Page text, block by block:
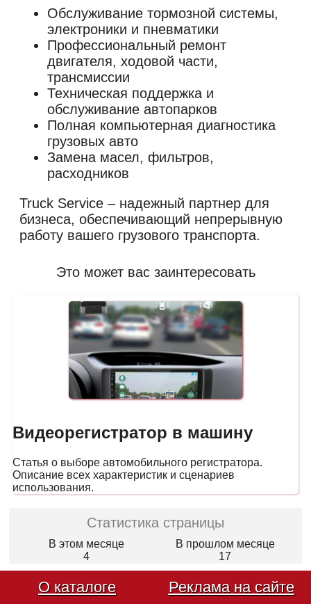
Обслуживание тормозной системы,
электроники и пневматики
Профессиональный ремонт
двигателя, ходовой части,
трансмиссии
Техническая поддержка и
обслуживание автопарков
Полная компьютерная диагностика
грузовых авто
Замена масел, фильтров,
расходников
Truck Service – надежный партнер для
бизнеса, обеспечивающий непрерывную
работу вашего грузового транспорта.
Это может вас заинтересовать
Видеорегистратор в машину
Статья о выборе автомобильного регистратора.
Описание всех характеристик и сценариев
использования.
Статистика страницы
В этом месяце
4
В прошлом месяце
17
О каталоге
Реклама на сайте